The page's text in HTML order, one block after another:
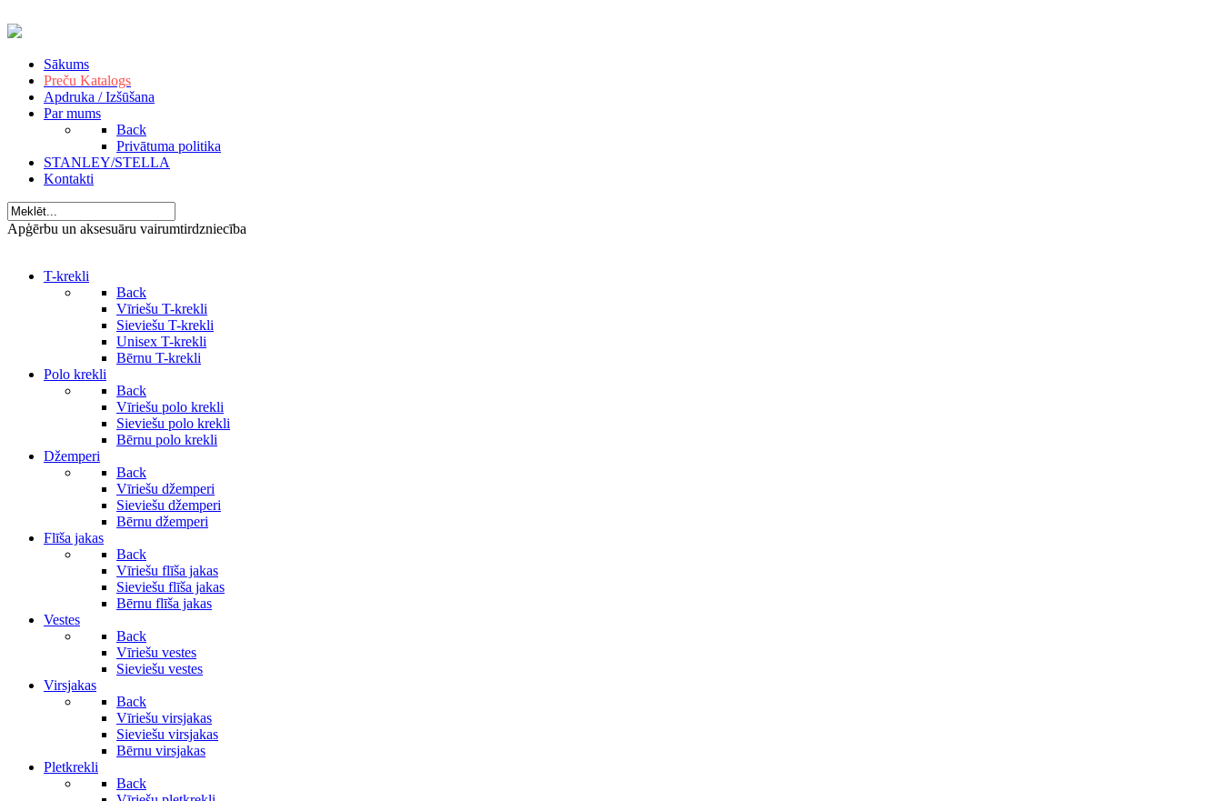
Sākums
Preču Katalogs
Apdruka / Izšūšana
Par mums
Back
Privātuma politika
STANLEY/STELLA
Kontakti
Apģērbu un aksesuāru vairumtirdzniecība
T-krekli
Back
Vīriešu T-krekli
Sieviešu T-krekli
Unisex T-krekli
Bērnu T-krekli
Polo krekli
Back
Vīriešu polo krekli
Sieviešu polo krekli
Bērnu polo krekli
Džemperi
Back
Vīriešu džemperi
Sieviešu džemperi
Bērnu džemperi
Flīša jakas
Back
Vīriešu flīša jakas
Sieviešu flīša jakas
Bērnu flīša jakas
Vestes
Back
Vīriešu vestes
Sieviešu vestes
Virsjakas
Back
Vīriešu virsjakas
Sieviešu virsjakas
Bērnu virsjakas
Pletkrekli
Back